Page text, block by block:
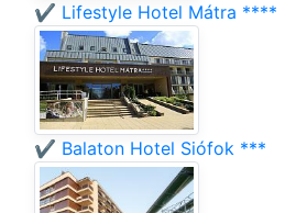
✔️ Lifestyle Hotel Mátra ****
✔️ Balaton Hotel Siófok ***